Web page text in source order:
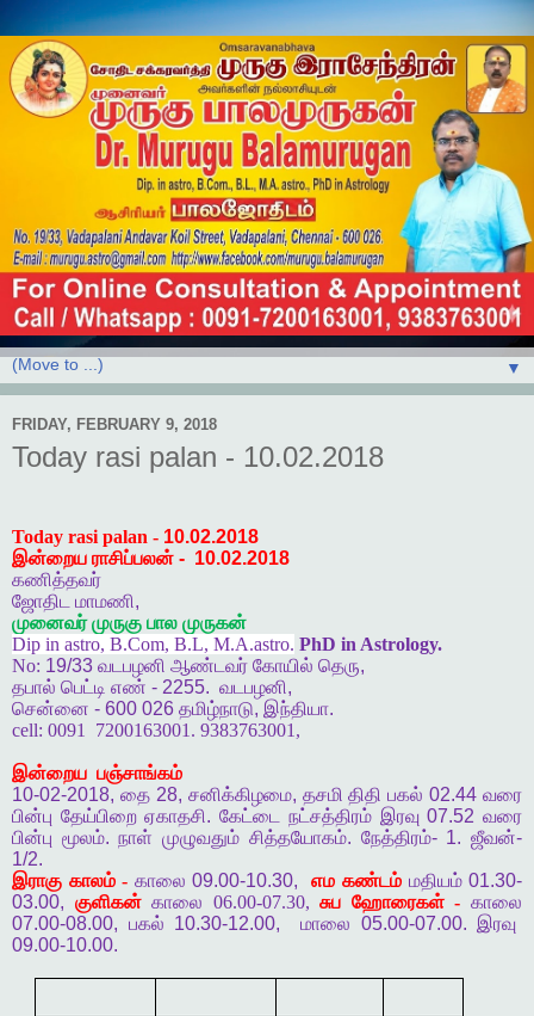
▼
FRIDAY, FEBRUARY 9, 2018
Today rasi palan - 10.02.2018
Today rasi palan - 10.02.2018
இன்றைய ராசிப்பலன் - 10.02.2018
கணித்தவர்
ஜோதிட
மாமணி,
முனைவர் முருகு பால முருகன்
Dip in astro, B.Com, B.L, M.A.astro. PhD in Astrology.
No: 19/33 வடபழனி ஆண்டவர் கோயில் தெரு,
தபால் பெட்டி எண் - 2255. வடபழனி,
சென்னை - 600 026 தமிழ்நாடு, இந்தியா.
cell: 0091 7200163001. 9383763001,
இன்றைய பஞ்சாங்கம்
10-02-2018, தை28, சனிக்கிழமை, தசமி திதி பகல் 02.44 வரை
பின்பு தேய்பிறை ஏகாதசி.கேட்டை நட்சத்திரம் இரவு 07.52வரை
பின்பு மூலம்.நாள் முழுவதும் சித்தயோகம். நேத்திரம்- 1.ஜீவன்-
1/2.
இராகு காலம் - காலை 09.00-10.30, எம கண்டம் மதியம்01.30-
03.00, குளிகன்காலை 06.00-07.30,சுப ஹோரைகள் - காலை
07.00-08.00, பகல் 10.30-12.00, மாலை 05.00-07.00. இரவு
09.00-10.00.